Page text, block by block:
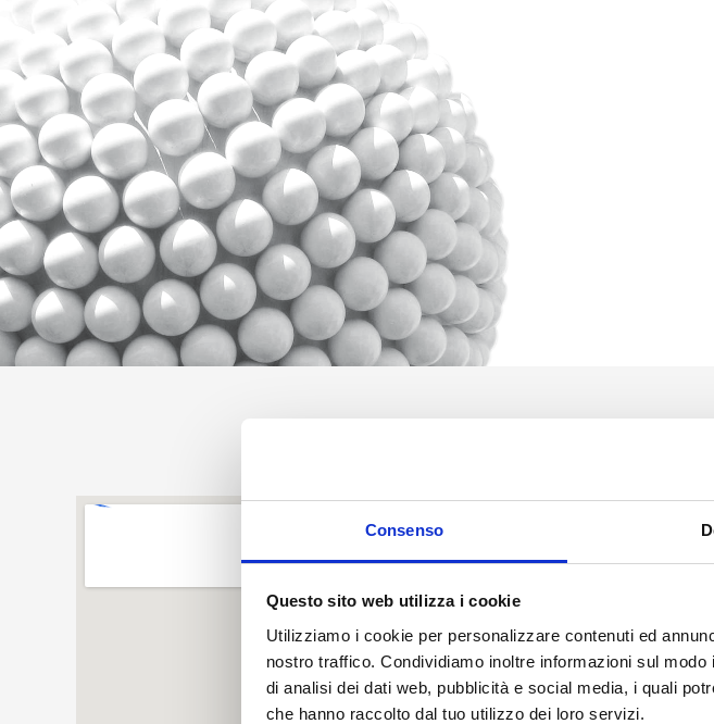
Consenso
Questo sito web utilizza i cookie
Utilizziamo i cookie per personalizzare contenuti ed
nostro traffico. Condividiamo inoltre informazioni sul
di analisi dei dati web, pubblicità e social media, i quali
che hanno raccolto dal tuo utilizzo dei loro servizi.